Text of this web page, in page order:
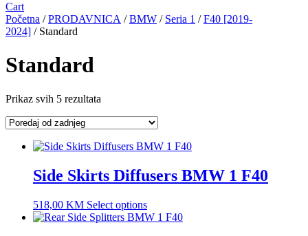
Cart
Početna /PRODAVNICA /BMW / Seria 1 /F40 [2019-
2024] / Standard
Standard
Prikaz svih 5 rezultata
Side Skirts Diffusers BMW 1 F40
518,00 KM Select options